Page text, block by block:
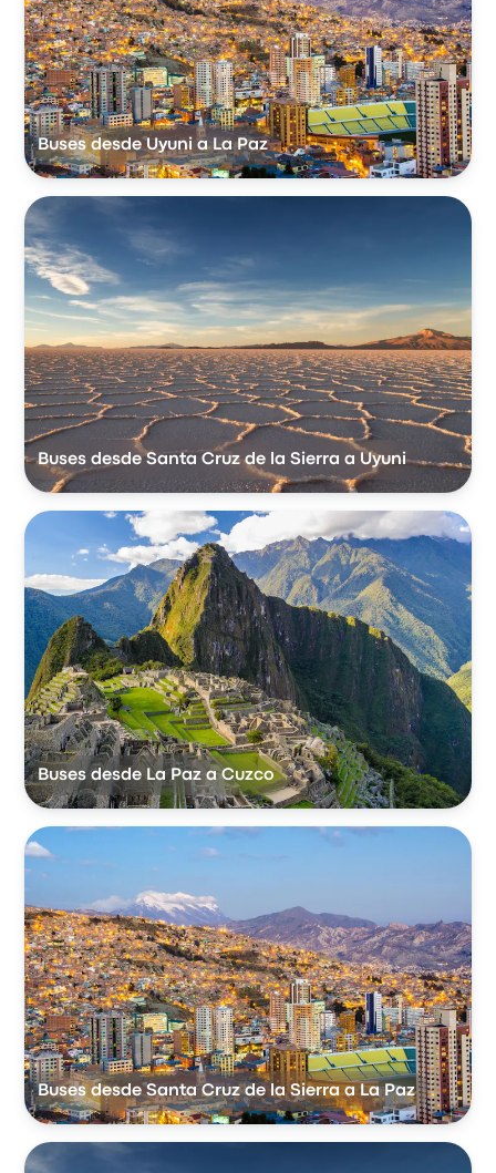
Buses desde Uyuni a La Paz
Buses desde Santa Cruz de la Sierra a Uyuni
Buses desde La Paz a Cuzco
Buses desde Santa Cruz de la Sierra a La Paz